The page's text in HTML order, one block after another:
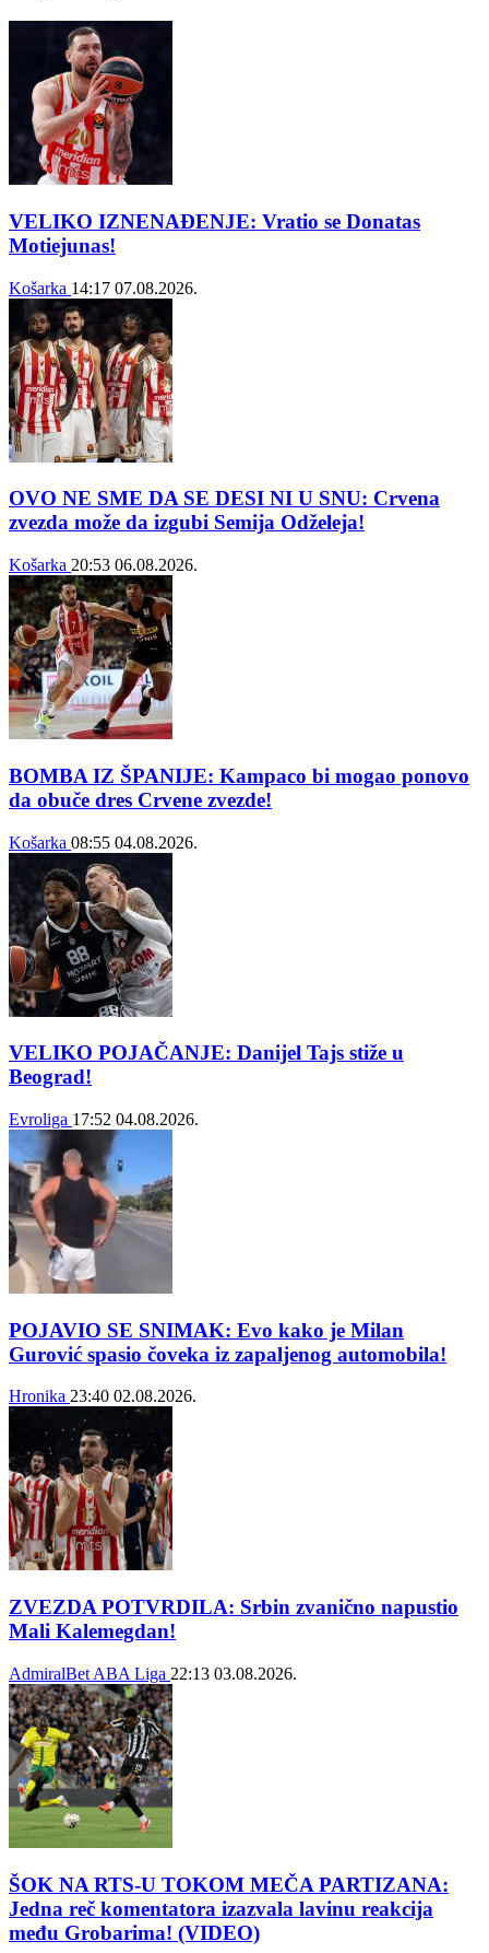
VELIKO IZNENAĐENJE: Vratio se Donatas
Motiejunas!
Košarka 14:17 07.08.2026.
OVO NE SME DA SE DESI NI U SNU: Crvena
zvezda može da izgubi Semija Odželeja!
Košarka 20:53 06.08.2026.
BOMBA IZ ŠPANIJE: Kampaco bi mogao ponovo
da obuče dres Crvene zvezde!
Košarka 08:55 04.08.2026.
VELIKO POJAČANJE: Danijel Tajs stiže u
Beograd!
Evroliga 17:52 04.08.2026.
POJAVIO SE SNIMAK: Evo kako je Milan
Gurović spasio čoveka iz zapaljenog automobila!
Hronika 23:40 02.08.2026.
ZVEZDA POTVRDILA: Srbin zvanično napustio
Mali Kalemegdan!
AdmiralBet ABA Liga 22:13 03.08.2026.
ŠOK NA RTS-U TOKOM MEČA PARTIZANA:
Jedna reč komentatora izazvala lavinu reakcija
među Grobarima! (VIDEO)